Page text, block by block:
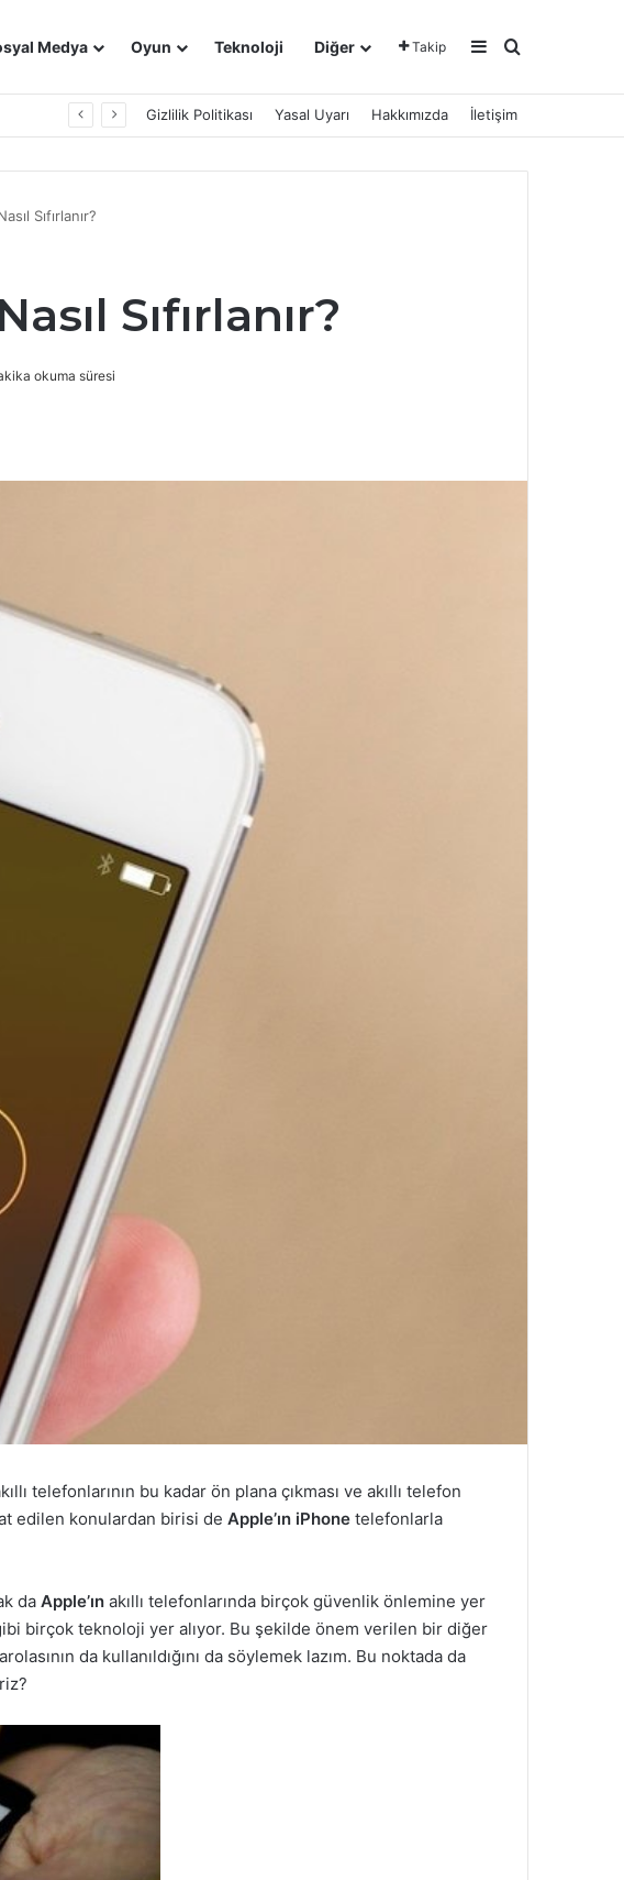
Medya Oyun Teknoloji Diğer Takip Kenar Bölmesi
Arama yap
Gizlilik Politikası Yasal Uyarı Hakkımızda İletişim
Sıfırlanır?
Sıfırlanır?
okuma süresi
telefonlarının bu kadar ön plana çıkması ve akıllı telefon
edilen konulardan birisi de Apple’ın iPhone telefonlarla
da Apple’ın akıllı telefonlarında birçok güvenlik önlemine yer
birçok teknoloji yer alıyor. Bu şekilde önem verilen bir diğer
da kullanıldığını da söylemek lazım. Bu noktada da